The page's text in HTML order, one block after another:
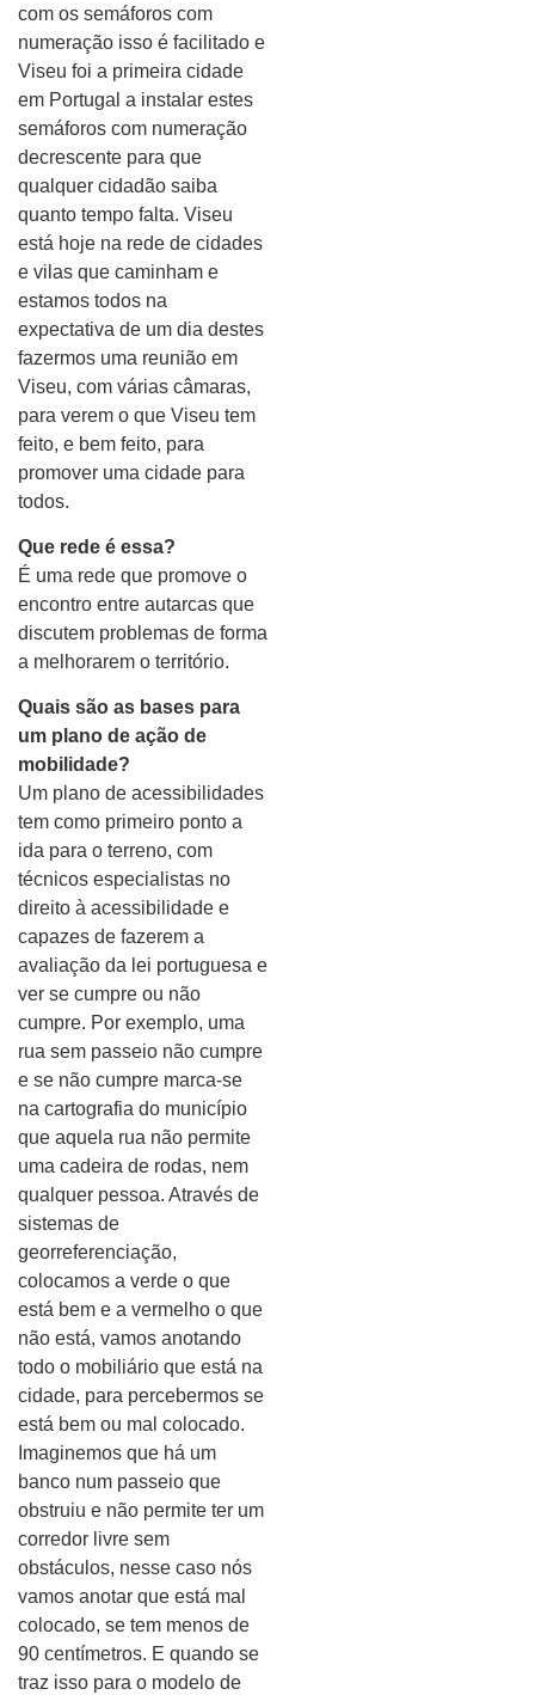
com os semáforos com
numeração isso é facilitado e
Viseu foi a primeira cidade
em Portugal a instalar estes
semáforos com numeração
decrescente para que
qualquer cidadão saiba
quanto tempo falta. Viseu
está hoje na rede de cidades
e vilas que caminham e
estamos todos na
expectativa de um dia destes
fazermos uma reunião em
Viseu, com várias câmaras,
para verem o que Viseu tem
feito, e bem feito, para
promover uma cidade para
todos.
Que rede é essa?
É uma rede que promove o
encontro entre autarcas que
discutem problemas de forma
a melhorarem o território.
Quais são as bases para
um plano de ação de
mobilidade?
Um plano de acessibilidades
tem como primeiro ponto a
ida para o terreno, com
técnicos especialistas no
direito à acessibilidade e
capazes de fazerem a
avaliação da lei portuguesa e
ver se cumpre ou não
cumpre. Por exemplo, uma
rua sem passeio não cumpre
e se não cumpre marca-se
na cartografia do município
que aquela rua não permite
uma cadeira de rodas, nem
qualquer pessoa. Através de
sistemas de
georreferenciação,
colocamos a verde o que
está bem e a vermelho o que
não está, vamos anotando
todo o mobiliário que está na
cidade, para percebermos se
está bem ou mal colocado.
Imaginemos que há um
banco num passeio que
obstruiu e não permite ter um
corredor livre sem
obstáculos, nesse caso nós
vamos anotar que está mal
colocado, se tem menos de
90 centímetros. E quando se
traz isso para o modelo de